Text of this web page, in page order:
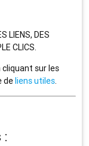
LIENS, DES
CLICS.
sur les
deliens utiles.
: